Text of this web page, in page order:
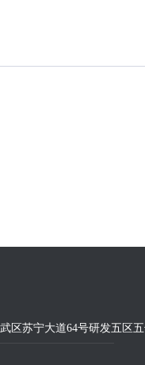
区苏宁大道64号研发五区